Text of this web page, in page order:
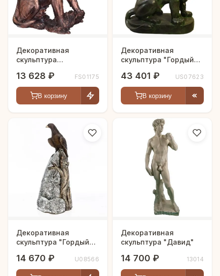
Декоративная
скульптура
13 628 ₽ FS01175
В корзину
Декоративная
скульптура "Гордый
43 401 ₽ US07623
В корзину
Декоративная
скульптура "Гордый
14 670 ₽ U08566
Декоративная
скульптура "Давид"
14 700 ₽ 13014